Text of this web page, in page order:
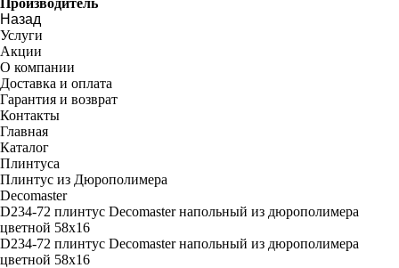
Производитель
Назад
Услуги
Акции
О компании
Доставка и оплата
Гарантия и возврат
Контакты
Главная
Каталог
Плинтуса
Плинтус из Дюрополимера
Decomaster
D234-72 плинтус Decomaster напольный из дюрополимера
цветной 58x16
D234-72 плинтус Decomaster напольный из дюрополимера
цветной 58x16